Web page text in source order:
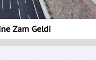
Zam Geldi